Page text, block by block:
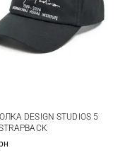
DESIGN STUDIOS 5